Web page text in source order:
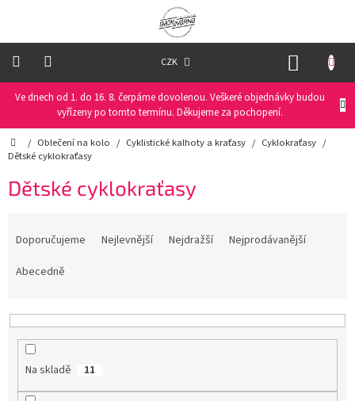
Ve dnech od 1. do 16. 8. čerpáme dovolenou. Veškeré objednávky budou
vyřízeny po tomto termínu. Děkujeme za pochopení.
CZK
Oblečení
Oblečení
běžky
prádlo
Domů
/ Oblečení na kolo / Cyklistické kalhoty a kraťasy / Cyklokraťasy /
Dětské cyklokraťasy
Dětské cyklokraťasy
p
Doporučujeme Nejlevnější Nejdražší
Nejprodávanější
Abecedně
Na skladě 11